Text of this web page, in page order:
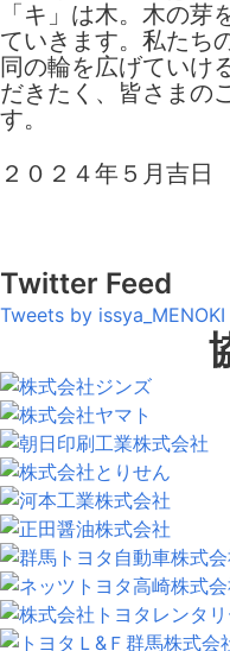
「キ」は木。木の
ていきます。私たち
同の輪を広げていけ
だきたく、皆さまの
す。
２０２４年５月吉日
Twitter Feed
Tweets by issya_MENOKI